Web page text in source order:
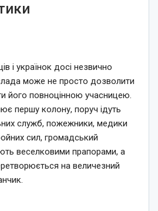
і українок досі незвично
може не просто дозволити
його повноцінною учасницею.
першу колону, поруч ідуть
служб, пожежники, медики
сил, громадський
веселковими прапорами, а
на величезний